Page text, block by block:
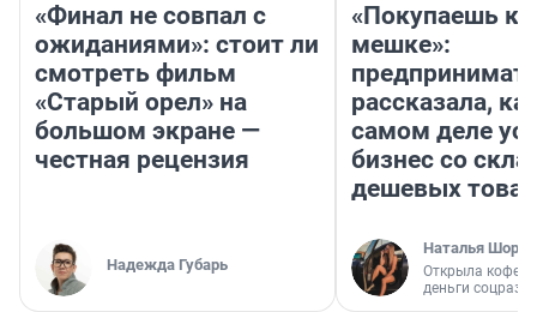
«Финал не совпал с
ожиданиями»: стоит ли
смотреть фильм
«Старый орел» на
большом экране —
честная рецензия
Надежда Губарь
«Покупаешь
мешке»:
рассказала,
самом деле
бизнес со
дешевых
Наталья
Открыла
деньги